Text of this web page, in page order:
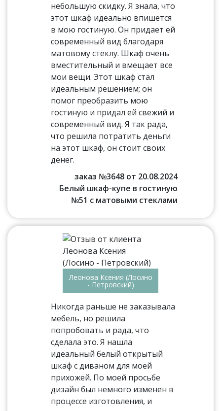
небольшую скидку. Я знала, что
этот шкаф идеально впишется
в мою гостиную. Он придает ей
современный вид благодаря
матовому стеклу. Шкаф очень
вместительный и вмещает все
мои вещи. Этот шкаф стал
идеальным решением; он
помог преобразить мою
гостиную и придал ей свежий и
современный вид. Я так рада,
что решила потратить деньги
на этот шкаф, он стоит своих
денег.
заказ №3648 от 20.08.2024
Белый шкаф-купе в гостиную
№51 с матовыми стеклами
Леонова Ксения (Лосино
- Петровский)
Никогда раньше не заказывала
мебель, но решила
попробовать и рада, что
сделала это. Я нашла
идеальный белый открытый
шкаф с диваном для моей
прихожей. По моей просьбе
дизайн был немного изменен в
процессе изготовления, и